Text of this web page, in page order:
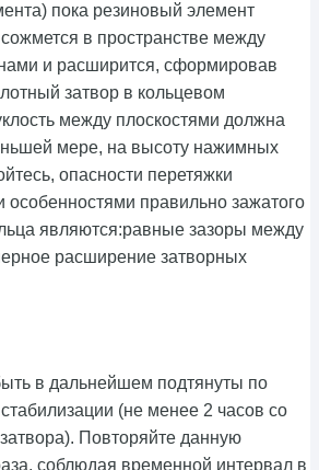
пока резиновый элемент
в пространстве между
и расширится, сформировав
затвор в кольцевом
между плоскостями должна
мере, на высоту нажимных
опасности перетяжки
особенностями правильно зажатого
являются:равные зазоры между
расширение затворных
в дальнейшем подтянуты по
(не менее 2 часов со
Повторяйте данную
соблюдая временной интервал в